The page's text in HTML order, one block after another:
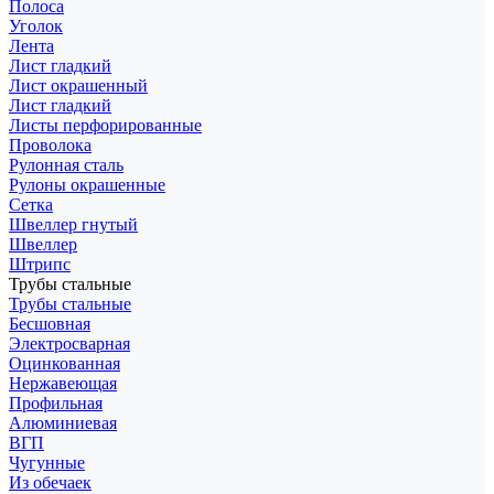
Полоса
Уголок
Лента
Лист гладкий
Лист окрашенный
Лист гладкий
Листы перфорированные
Проволока
Рулонная сталь
Рулоны окрашенные
Сетка
Швеллер гнутый
Швеллер
Штрипс
Трубы стальные
Трубы стальные
Бесшовная
Электросварная
Оцинкованная
Нержавеющая
Профильная
Алюминиевая
ВГП
Чугунные
Из обечаек